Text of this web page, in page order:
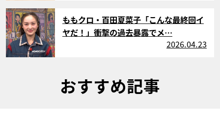
サムネイル
ももクロ・百田夏菜子「こんな最終回イ
ヤだ！」衝撃の過去暴露でメ…
2026.04.23
おすすめ記事